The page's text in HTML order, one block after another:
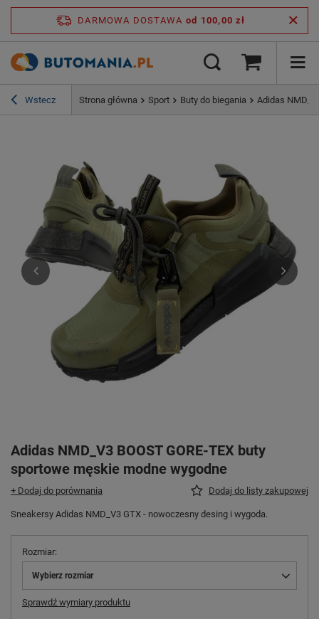
DARMOWA DOSTAWA od 100,00 zł
Wstecz Strona główna Sport Buty do biegania Adidas
Adidas NMD_V3 BOOST GORE-TEX buty
sportowe męskie modne wygodne
+ Dodaj do porównania Dodaj do listy zakupowej
Sneakersy Adidas NMD_V3 GTX - nowoczesny desing i wygoda.
Rozmiar
Wybierz rozmiar
Sprawdź wymiary produktu